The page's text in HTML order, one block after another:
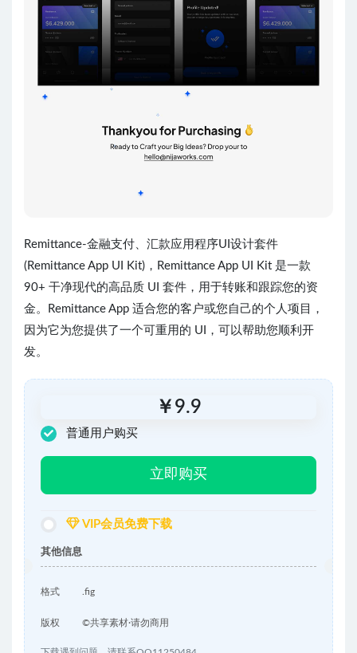
Remittance-金融支付、汇款应用程序UI设计套件
(Remittance App UI Kit)，Remittance App UI Kit 是一款
90+ 干净现代的高品质 UI 套件，用于转账和跟踪您的资
金。Remittance App 适合您的客户或您自己的个人项目，
因为它为您提供了一个可重用的 UI，可以帮助您顺利开
发。
￥ 9.9
普通用户购买
立即购买
VIP会员免费下载
其他信息
格式 .fig
版权 ©共享素材·请勿商用